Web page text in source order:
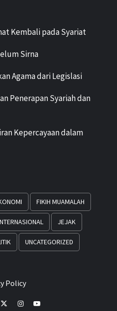
Kembali pada Syariat
Sirna
Agama dari Legislasi
Penerapan Syariah dan
Kepercayaan dalam
FIKIH MUAMALAH
JEJAK
UNCATEGORIZED
Policy
TwitterInstagramYoutube